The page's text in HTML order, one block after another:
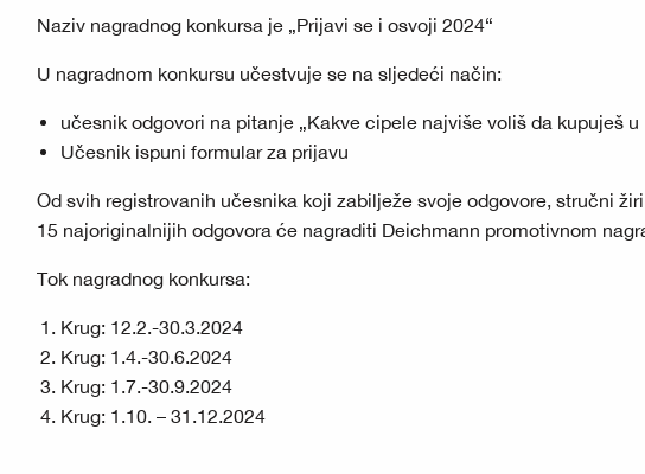
Naziv nagradnog konkursa je „Prijavi se i osvoji 2024“
U nagradnom konkursu učestvuje se na sljedeći način:
učesnik odgovori na pitanje „Kakve cipele najviše voliš da kupuješ
Učesnik ispuni formular za prijavu
Od svih registrovanih učesnika koji zabilježe svoje odgovore, stručni
15 najoriginalnijih odgovora će nagraditi Deichmann promotivnom
Tok nagradnog konkursa:
Krug: 12.2.-30.3.2024
Krug: 1.4.-30.6.2024
Krug: 1.7.-30.9.2024
Krug: 1.10. – 31.12.2024